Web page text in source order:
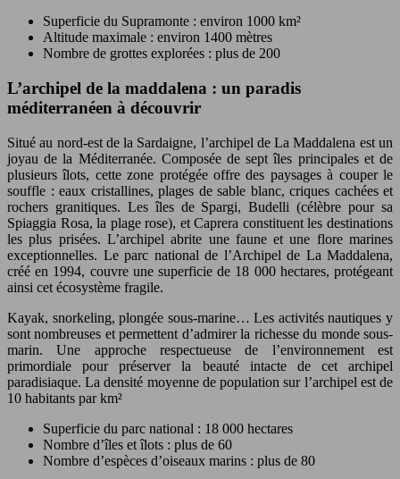
Superficie du Supramonte : environ 1000 km²
Altitude maximale : environ 1400 mètres
Nombre de grottes explorées : plus de 200
L’archipel de la maddalena : un paradis
méditerranéen à découvrir
Situé au nord-est de la Sardaigne, l’archipel de La Maddalena est un
joyau de la Méditerranée. Composée de sept îles principales et de
plusieurs îlots, cette zone protégée offre des paysages à couper le
souffle : eaux cristallines, plages de sable blanc, criques cachées et
rochers granitiques. Les îles de Spargi, Budelli (célèbre pour sa
Spiaggia Rosa, la plage rose), et Caprera constituent les destinations
les plus prisées. L’archipel abrite une faune et une flore marines
exceptionnelles. Le parc national de l’Archipel de La Maddalena,
créé en 1994, couvre une superficie de 18 000 hectares, protégeant
ainsi cet écosystème fragile.
Kayak, snorkeling, plongée sous-marine… Les activités nautiques y
sont nombreuses et permettent d’admirer la richesse du monde sous-
marin. Une approche respectueuse de l’environnement est
primordiale pour préserver la beauté intacte de cet archipel
paradisiaque. La densité moyenne de population sur l’archipel est de
10 habitants par km²
Superficie du parc national : 18 000 hectares
Nombre d’îles et îlots : plus de 60
Nombre d’espèces d’oiseaux marins : plus de 80